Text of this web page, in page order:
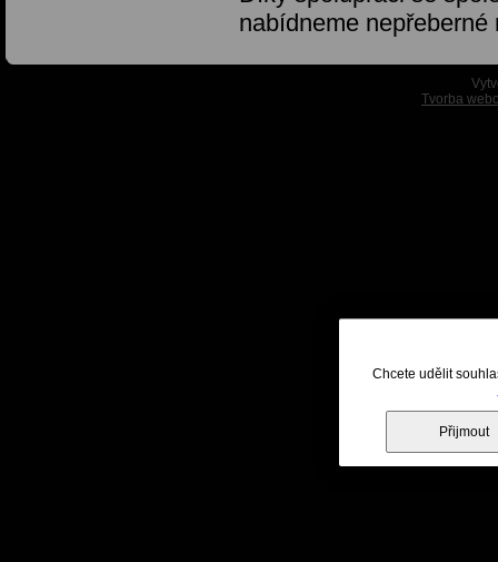
nabídneme
Tvorba
Chcete udělit
Přijmout